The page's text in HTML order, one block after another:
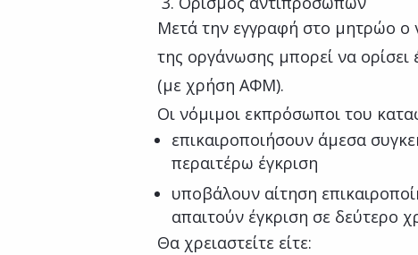
Μετά την εγγραφή στο μητρώο
της οργάνωσης μπορεί να
(με χρήση ΑΦΜ).
Οι νόμιμοι εκπρόσωποι του
επικαιροποιήσουν άμεσα
περαιτέρω έγκριση
υποβάλουν αίτηση
απαιτούν έγκριση σε δεύτερο
Θα χρειαστείτε είτε: